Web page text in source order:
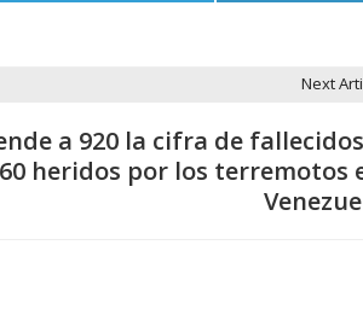
Next
a 920 la cifra de
heridos por los terremotos